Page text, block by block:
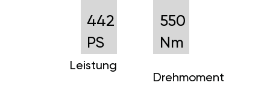
442
PS
Leistung
550
Nm
Drehmoment